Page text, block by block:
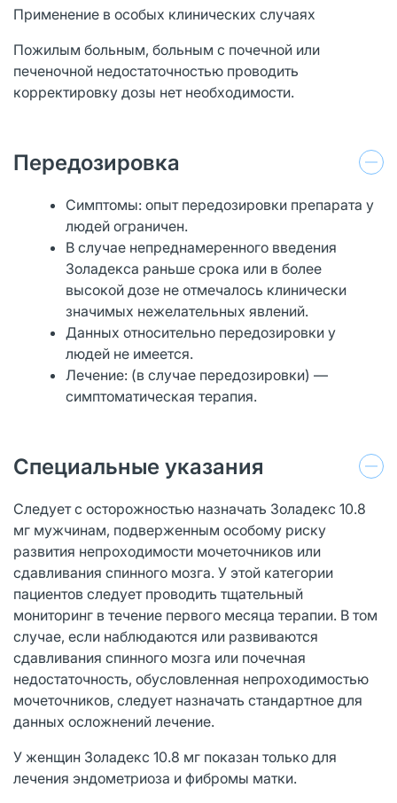
Применение в особых клинических случаях
Пожилым больным, больным с почечной или
печеночной недостаточностью проводить
корректировку дозы нет необходимости.
Передозировка
Симптомы: опыт передозировки препарата у
людей ограничен.
В случае непреднамеренного введения
Золадекса раньше срока или в более
высокой дозе не отмечалось клинически
значимых нежелательных явлений.
Данных относительно передозировки у
людей не имеется.
Лечение: (в случае передозировки) —
симптоматическая терапия.
Специальные указания
Следует с осторожностью назначать Золадекс 10.8
мг мужчинам, подверженным особому риску
развития непроходимости мочеточников или
сдавливания спинного мозга. У этой категории
пациентов следует проводить тщательный
мониторинг в течение первого месяца терапии. В том
случае, если наблюдаются или развиваются
сдавливания спинного мозга или почечная
недостаточность, обусловленная непроходимостью
мочеточников, следует назначать стандартное для
данных осложнений лечение.
У женщин Золадекс 10.8 мг показан только для
лечения эндометриоза и фибромы матки.